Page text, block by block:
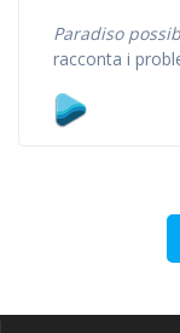
Paradiso
racconta i